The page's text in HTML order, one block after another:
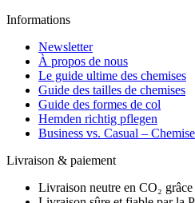
Informations
Newsletter
À propos de nous
Le guide ultime des chemises
Guide des tailles de chemises
Guide des formes de col
Hemden richtig pflegen
Business vs. Casual –
Livraison & paiement
Livraison neutre en CO₂